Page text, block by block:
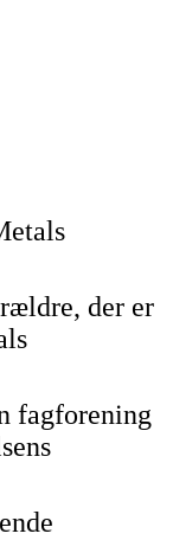
der er
fagforening